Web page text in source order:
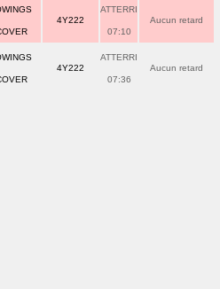
4Y222
ATTERRI
07:10
Aucun retard
4Y222
ATTERRI
07:36
Aucun retard